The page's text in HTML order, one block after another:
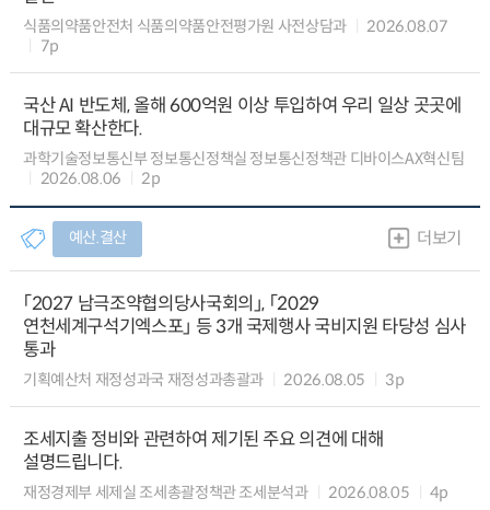
식품의약품안전처 식품의약품안전평가원 사전상담과
2026.08.07
7p
국산 AI 반도체, 올해 600억원 이상 투입하여 우리 일상 곳곳에
대규모 확산한다.
과학기술정보통신부 정보통신정책실 정보통신정책관 디바이스AX혁신팀
2026.08.06
2p
예산.결산 더보기
「2027 남극조약협의당사국회의」, 「2029
연천세계구석기엑스포」 등 3개 국제행사 국비지원 타당성 심사
통과
기획예산처 재정성과국 재정성과총괄과 2026.08.05 3p
조세지출 정비와 관련하여 제기된 주요 의견에 대해
설명드립니다.
재정경제부 세제실 조세총괄정책관 조세분석과 2026.08.05 4p